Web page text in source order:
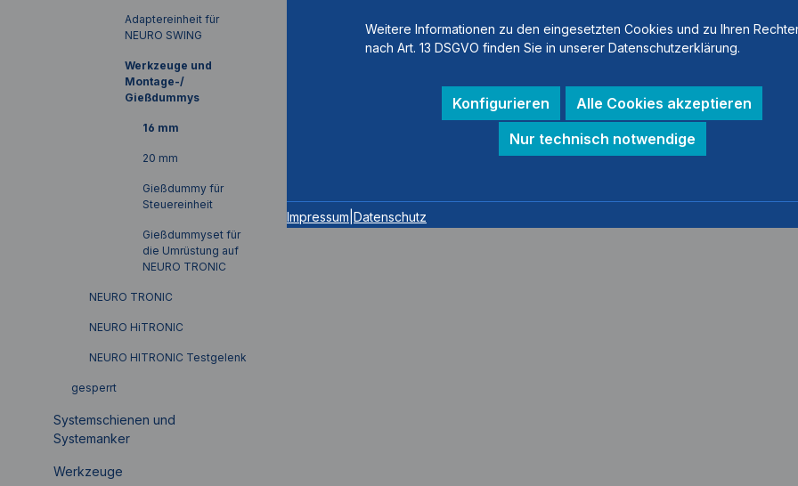
Adaptereinheit für
NEURO SWING
Werkzeuge und
Montage-/
Gießdummys
16 mm
20 mm
Gießdummy für
Steuereinheit
Gießdummyset für
die Umrüstung auf
NEURO TRONIC
NEURO TRONIC
NEURO HiTRONIC
NEURO HITRONIC Testgelenk
gesperrt
Systemschienen und
Systemanker
Werkzeuge
Weitere Informationen zu den eingesetzten Cookies und zu Ihren
nach Art. 13 DSGVO finden Sie in unserer Datenschutzerklärung.
Konfigurieren
Alle Cookies akzeptieren
Nur technisch notwendige
Impressum Datenschutz